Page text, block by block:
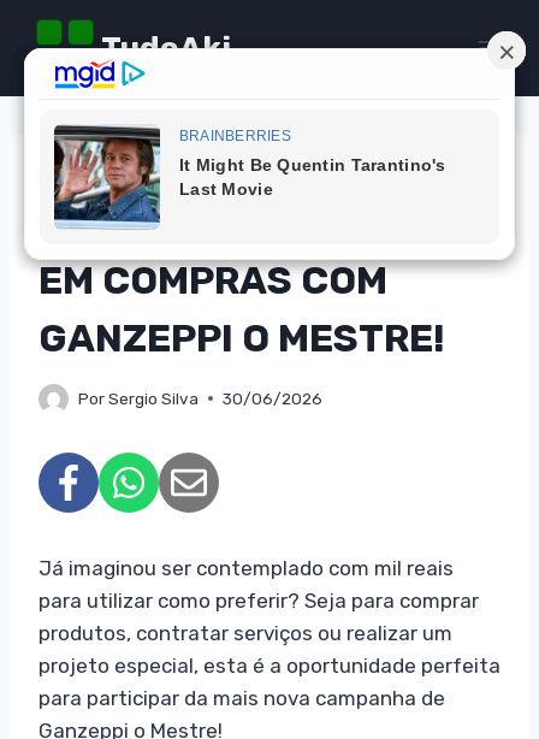
Pular
para
TudoAki
CAMPANHAS
CONCORRA A MIL REAIS
EM COMPRAS COM
GANZEPPI O MESTRE!
PorSergio Silva 30/06/2026
Já imaginou ser contemplado com mil reais
para utilizar como preferir? Seja para comprar
produtos, contratar serviços ou realizar um
projeto especial, esta é a oportunidade perfeita
para participar da mais nova campanha de
Ganzeppi o Mestre!